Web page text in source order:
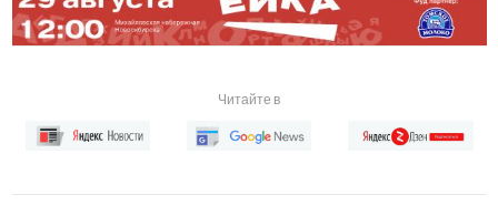
Читайте в